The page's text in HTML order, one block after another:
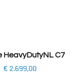
HeavyDutyNL C7
€2.699,00